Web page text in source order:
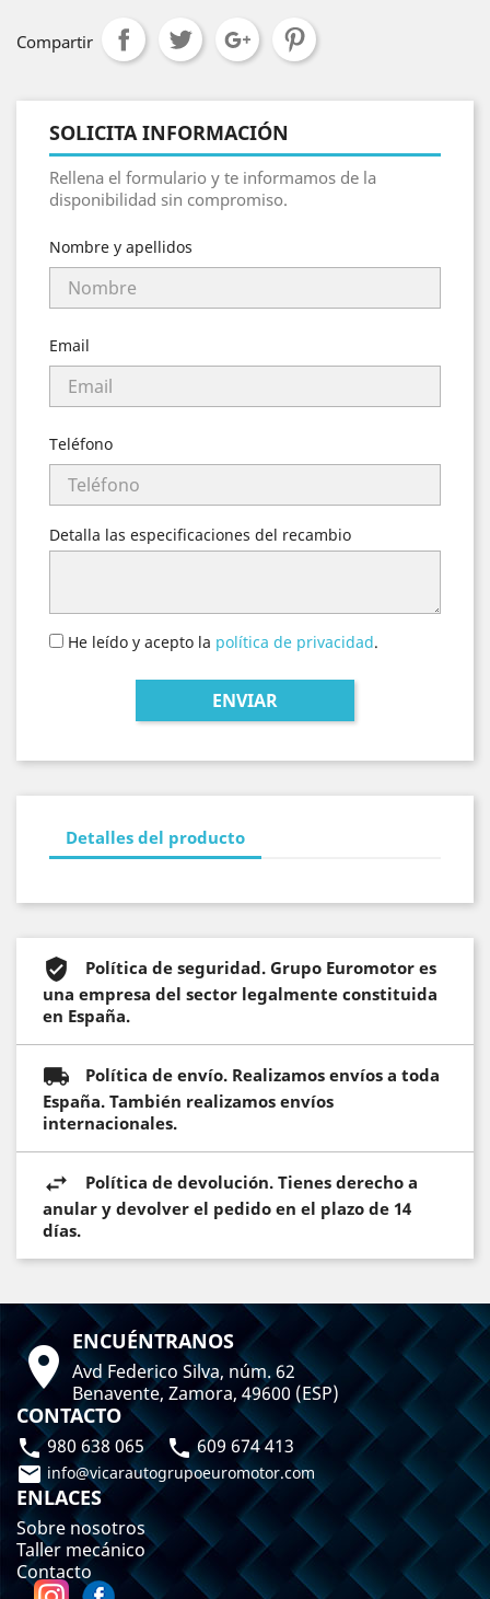
Compartir
SOLICITA INFORMACIÓN
Rellena el formulario y te informamos de la
disponibilidad sin compromiso.
Nombre y apellidos
Email
Teléfono
Detalla las especificaciones del recambio
He leído y acepto la política de privacidad.
Detalles del producto
Política de seguridad. Grupo Euromotor es
una empresa del sector legalmente constituida
en España.
Política de envío. Realizamos envíos a toda
España. También realizamos envíos
internacionales.
Política de devolución. Tienes derecho a
anular y devolver el pedido en el plazo de 14
días.
 ENCUÉNTRANOS
Avd Federico Silva, núm. 62
Benavente, Zamora, 49600 (ESP)
CONTACTO
980 638 065  609 674 413
 info@vicarautogrupoeuromotor.com
ENLACES
Sobre nosotros
Taller mecánico
Contacto